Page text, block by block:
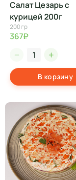
Салат Цезарь с
курицей 200г
200 гр
367₽
В корзину